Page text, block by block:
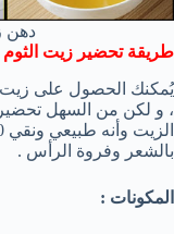
دهن
طريقة تحضير زيت
يُمكنك الحصول على زيت
، و لكن من السهل
بالشعر وفروة الرأس .
المكونات :